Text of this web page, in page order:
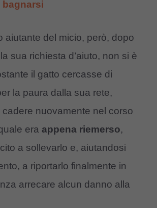
bagnarsi
aiutante del micio, però, dopo
sua richiesta d’aiuto, non si è
il gatto cercasse di
la paura dalla sua rete,
nuovamente nel corso
era appena riemerso,
a sollevarlo e, aiutandosi
a riportarlo finalmente in
arrecare alcun danno alla